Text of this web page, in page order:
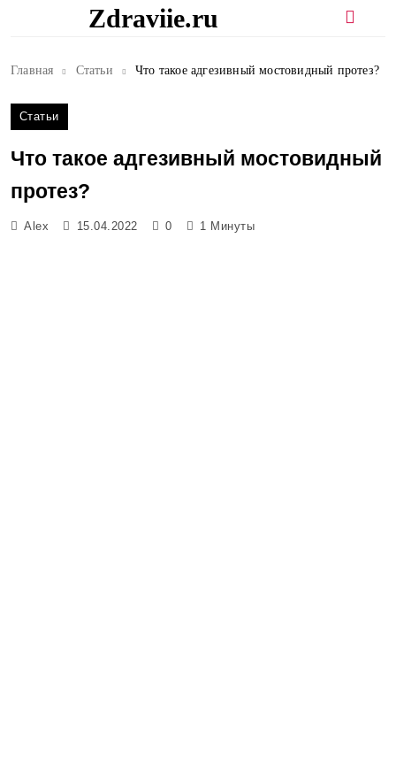
Zdraviie.ru
Главная Статьи Что такое адгезивный мостовидный протез?
Статьи
Что такое адгезивный мостовидный
протез?
Alex 15.04.2022 0 1 Минуты